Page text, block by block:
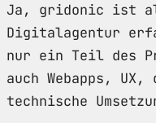
Ja, gridonic ist
Digitalagentur
nur ein Teil des
auch Webapps,
technische